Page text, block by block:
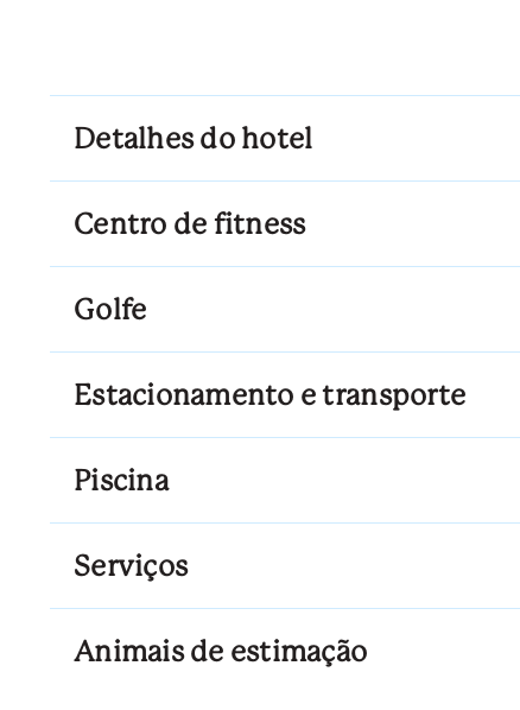
Detalhes do hotel
Centro de fitness
Golfe
Estacionamento e transporte
Piscina
Serviços
Animais de estimação